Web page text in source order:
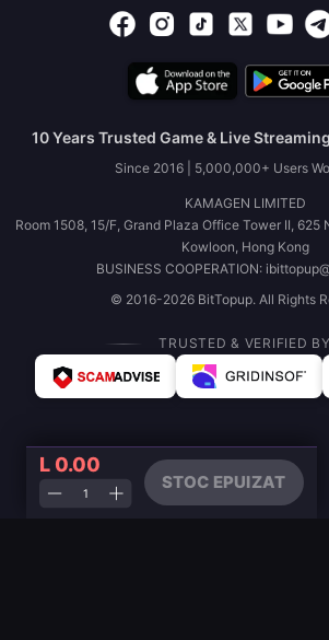
L 0.00
STOC EPUIZAT
10 Years Trusted Game & Live
Since 2016 | 5,000,000+ Users
KAMAGEN LIMITED
Room 1508, 15/F, Grand Plaza Office Tower II, 625
Kowloon, Hong Kong
BUSINESS COOPERATION:
© 2016-2026 BitTopup. All Rights
TRUSTED & VERIFIED BY